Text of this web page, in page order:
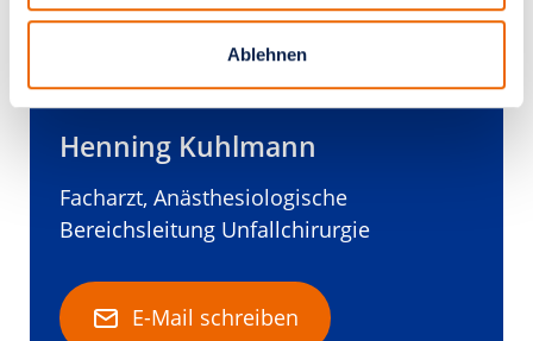
Ablehnen
Henning Kuhlmann
Facharzt, Anästhesiologische
Bereichsleitung Unfallchirurgie
E-Mail schreiben